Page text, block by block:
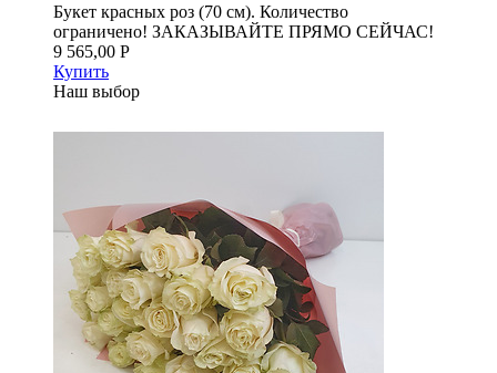
Букет красных роз (70 см). Количество
ограничено! ЗАКАЗЫВАЙТЕ ПРЯМО СЕЙЧАС!
9 565,00 Р
Купить
Наш выбор